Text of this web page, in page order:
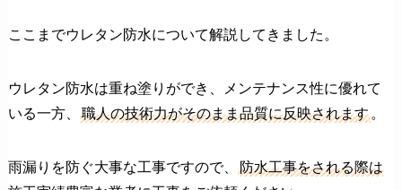
ここまでウレタン防水について解説してきました。
ウレタン防水は重ね塗りができ、メンテナンス性に優れて
いる一方、
職人の技術力がそのまま品質に反映されます。
雨漏りを防ぐ大事な工事ですので、
防水工事をされる際は